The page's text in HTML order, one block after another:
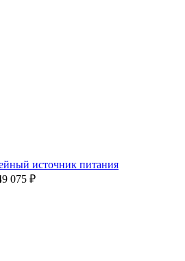
источник питания
075 ₽